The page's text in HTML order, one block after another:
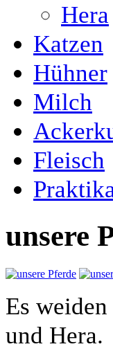
Hera
Katzen
Hühner
Milch
Fleisch
unsere
Es
und Hera.